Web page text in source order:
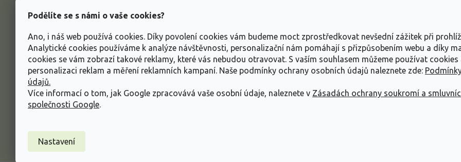
Podělíte se s námi o vaše cookies?
Ano, i náš web používá cookies. Díky povolení cookies vám budeme moct zprostředkovat nevšední zážitek při
Analytické cookies používáme k analýze návštěvnosti, personalizační nám pomáhají s přizpůsobením webu a díky
cookies se vám zobrazí takové reklamy, které vás nebudou otravovat. S vaším souhlasem můžeme používat
personalizaci reklam a měření reklamních kampaní. Naše podmínky ochrany osobních údajů naleznete zde:
údajů.
Více informací o tom, jak Google zpracovává vaše osobní údaje, naleznete v Zásadách ochrany soukromí a
společnosti Google.
Nastavení
Informace o ochraně osobních
údajů
Obchodní podmínky